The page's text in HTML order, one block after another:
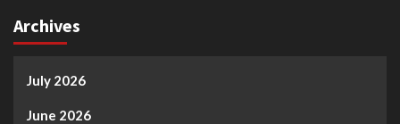
Archives
July 2026
June 2026